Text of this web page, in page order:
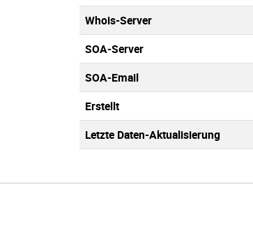
Whois-Server
SOA-Server
SOA-Email
Erstellt
Letzte Daten-Aktualisierung